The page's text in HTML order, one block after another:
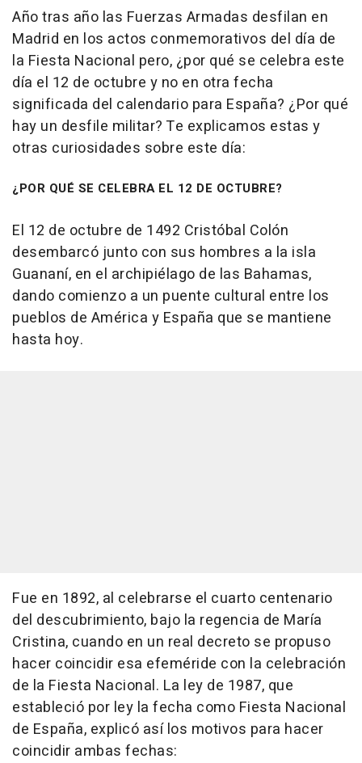
Año tras año las Fuerzas Armadas desfilan en
Madrid en los actos conmemorativos del día de
la Fiesta Nacional pero, ¿por qué se celebra este
día el 12 de octubre y no en otra fecha
significada del calendario para España? ¿Por qué
hay un desfile militar? Te explicamos estas y
otras curiosidades sobre este día:
¿POR QUÉ SE CELEBRA EL 12 DE OCTUBRE?
El 12 de octubre de 1492 Cristóbal Colón
desembarcó junto con sus hombres a la isla
Guananí, en el archipiélago de las Bahamas,
dando comienzo a un puente cultural entre los
pueblos de América y España que se mantiene
hasta hoy.
Fue en 1892, al celebrarse el cuarto centenario
del descubrimiento, bajo la regencia de María
Cristina, cuando en un real decreto se propuso
hacer coincidir esa efeméride con la celebración
de la Fiesta Nacional. La ley de 1987, que
estableció por ley la fecha como Fiesta Nacional
de España, explicó así los motivos para hacer
coincidir ambas fechas: